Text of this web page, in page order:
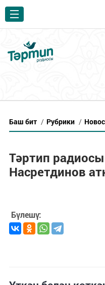
Баш бит / Рубрики /
Тәртип
Насретдинов
Бүлешү: